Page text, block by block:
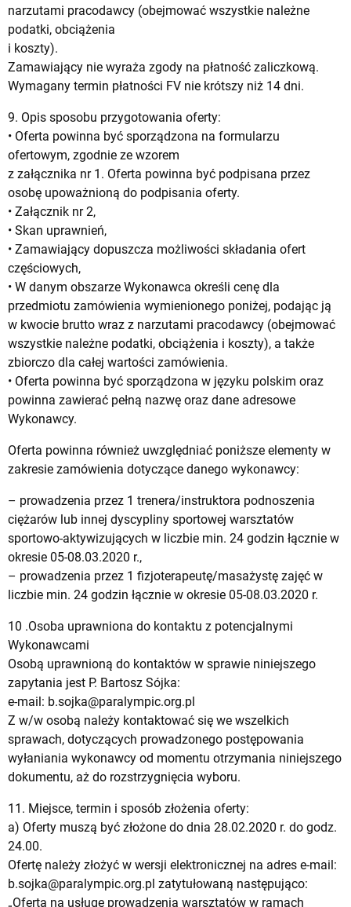
narzutami pracodawcy (obejmować wszystkie należne
podatki, obciążenia
i koszty).
Zamawiający nie wyraża zgody na płatność zaliczkową.
Wymagany termin płatności FV nie krótszy niż 14 dni.
9. Opis sposobu przygotowania oferty:
• Oferta powinna być sporządzona na formularzu
ofertowym, zgodnie ze wzorem
z załącznika nr 1. Oferta powinna być podpisana przez
osobę upoważnioną do podpisania oferty.
• Załącznik nr 2,
• Skan uprawnień,
• Zamawiający dopuszcza możliwości składania ofert
częściowych,
• W danym obszarze Wykonawca określi cenę dla
przedmiotu zamówienia wymienionego poniżej, podając ją
w kwocie brutto wraz z narzutami pracodawcy (obejmować
wszystkie należne podatki, obciążenia i koszty), a także
zbiorczo dla całej wartości zamówienia.
• Oferta powinna być sporządzona w języku polskim oraz
powinna zawierać pełną nazwę oraz dane adresowe
Wykonawcy.
Oferta powinna również uwzględniać poniższe elementy w
zakresie zamówienia dotyczące danego wykonawcy:
– prowadzenia przez 1 trenera/instruktora podnoszenia
ciężarów lub innej dyscypliny sportowej warsztatów
sportowo-aktywizujących w liczbie min. 24 godzin łącznie w
okresie 05-08.03.2020 r.,
– prowadzenia przez 1 fizjoterapeutę/masażystę zajęć w
liczbie min. 24 godzin łącznie w okresie 05-08.03.2020 r.
10 .Osoba uprawniona do kontaktu z potencjalnymi
Wykonawcami
Osobą uprawnioną do kontaktów w sprawie niniejszego
zapytania jest P. Bartosz Sójka:
e-mail: b.sojka@paralympic.org.pl
Z w/w osobą należy kontaktować się we wszelkich
sprawach, dotyczących prowadzonego postępowania
wyłaniania wykonawcy od momentu otrzymania niniejszego
dokumentu, aż do rozstrzygnięcia wyboru.
11. Miejsce, termin i sposób złożenia oferty:
a) Oferty muszą być złożone do dnia 28.02.2020 r. do godz.
24.00.
Ofertę należy złożyć w wersji elektronicznej na adres e-mail:
b.sojka@paralympic.org.pl zatytułowaną następująco:
„Oferta na usługę prowadzenia warsztatów w ramach